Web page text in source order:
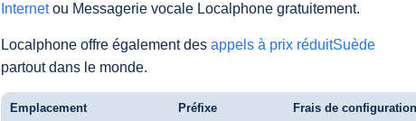
Internetou Messagerie vocale Localphone gratuitement.
Localphone offre également des appels à prix réduitSuède
partout dans le monde.
Emplacement Préfixe Frais de configuration